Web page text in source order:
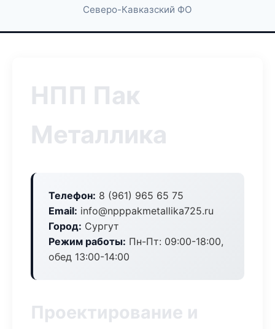
Северо-Кавказский ФО
НПП Пак
Металлика
Телефон: 8 (961) 965 65 75
Email: info@npppakmetallika725.ru
Город: Сургут
Режим работы: Пн-Пт: 09:00-18:00,
обед 13:00-14:00
Проектирование и